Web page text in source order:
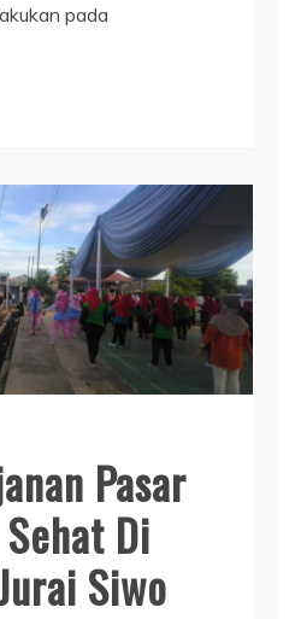
pada
Pasar
Di
Siwo